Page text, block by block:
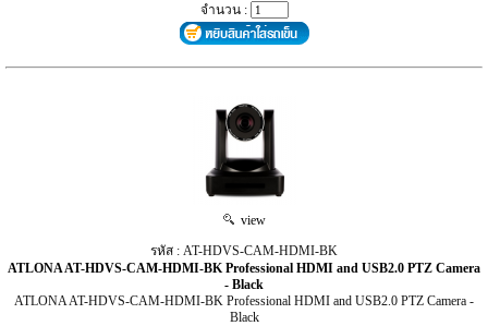
จำนวน :
view
รหัส : AT-HDVS-CAM-HDMI-BK
ATLONA AT-HDVS-CAM-HDMI-BK Professional HDMI and USB2.0 PTZ Camera
- Black
ATLONA AT-HDVS-CAM-HDMI-BK Professional HDMI and USB2.0 PTZ Camera -
Black